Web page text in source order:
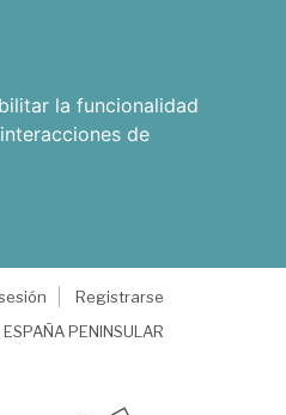
la funcionalidad
de
Registrarse
ESPAÑA PENINSULAR